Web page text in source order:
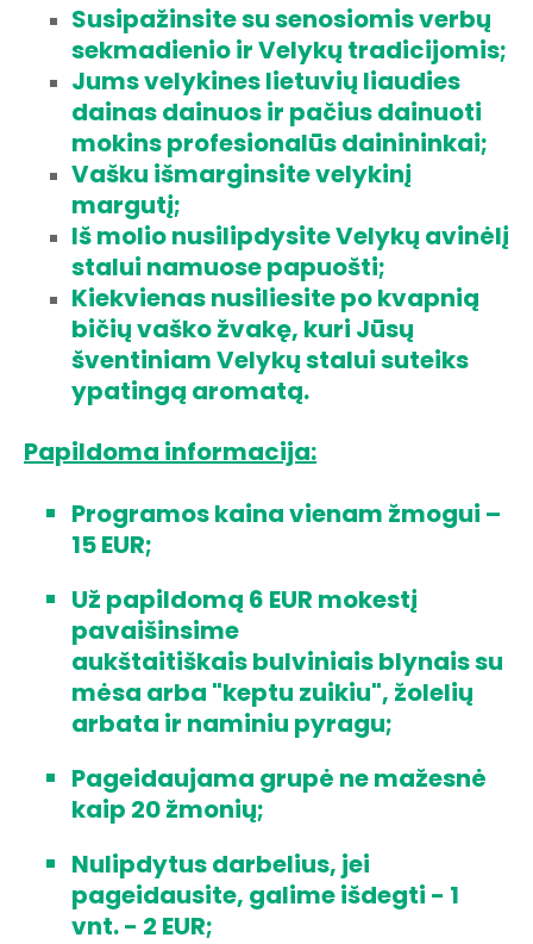
Susipažinsite su senosiomis verbų
sekmadienio ir Velykų tradicijomis;
Jums velykines lietuvių liaudies
dainas dainuos ir pačius dainuoti
mokins profesionalūs dainininkai;
Vašku išmarginsite velykinį
margutį;
Iš molio nusilipdysite Velykų avinėlį
stalui namuose papuošti;
Kiekvienas nusiliesite po kvapnią
bičių vaško žvakę, kuri Jūsų
šventiniam Velykų stalui suteiks
ypatingą aromatą.
Papildoma informacija:
Programos kaina vienam žmogui –
15 EUR;
Už papildomą 6 EUR mokestį
pavaišinsime
aukštaitiškais bulviniais blynais su
mėsa arba "keptu zuikiu", žolelių
arbata ir naminiu pyragu;
Pageidaujama grupė ne mažesnė
kaip 20 žmonių;
Nulipdytus darbelius, jei
pageidausite, galime išdegti - 1
vnt. - 2 EUR;